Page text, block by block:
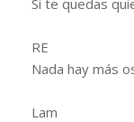
RE
Nada hay más
Lam